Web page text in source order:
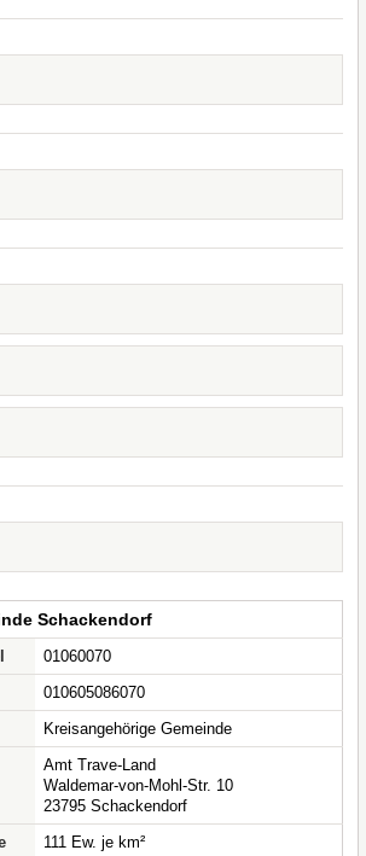
Schackendorf
01060070
010605086070
Kreisangehörige Gemeinde
Amt Trave-Land
Waldemar-von-Mohl-Str. 10
23795 Schackendorf
111 Ew. je km²